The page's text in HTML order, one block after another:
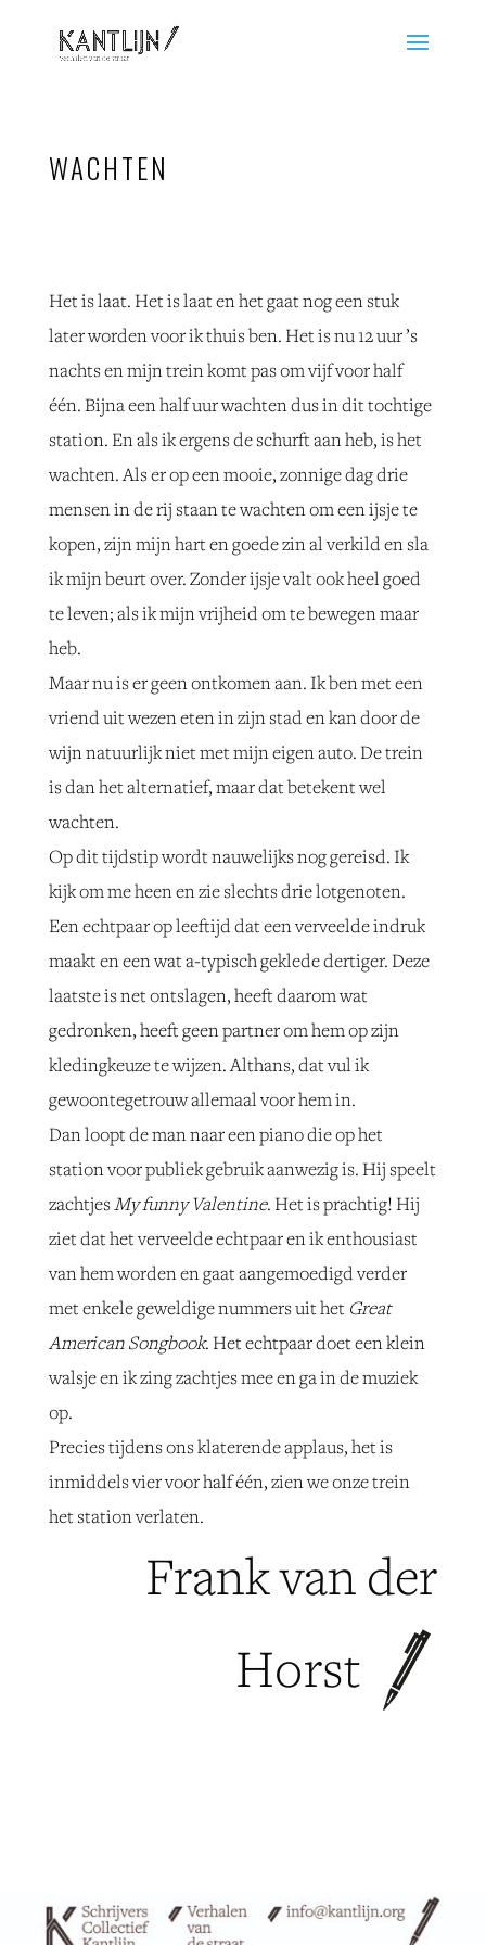
WACHTEN
Het is laat. Het is laat en het gaat nog een stuk
later worden voor ik thuis ben. Het is nu 12 uur ’s
nachts en mijn trein komt pas om vijf voor half
één. Bijna een half uur wachten dus in dit tochtige
station. En als ik ergens de schurft aan heb, is het
wachten. Als er op een mooie, zonnige dag drie
mensen in de rij staan te wachten om een ijsje te
kopen, zijn mijn hart en goede zin al verkild en sla
ik mijn beurt over. Zonder ijsje valt ook heel goed
te leven; als ik mijn vrijheid om te bewegen maar
heb.
Maar nu is er geen ontkomen aan. Ik ben met een
vriend uit wezen eten in zijn stad en kan door de
wijn natuurlijk niet met mijn eigen auto. De trein
is dan het alternatief, maar dat betekent wel
wachten.
Op dit tijdstip wordt nauwelijks nog gereisd. Ik
kijk om me heen en zie slechts drie lotgenoten.
Een echtpaar op leeftijd dat een verveelde indruk
maakt en een wat a-typisch geklede dertiger. Deze
laatste is net ontslagen, heeft daarom wat
gedronken, heeft geen partner om hem op zijn
kledingkeuze te wijzen. Althans, dat vul ik
gewoontegetrouw allemaal voor hem in.
Dan loopt de man naar een piano die op het
station voor publiek gebruik aanwezig is. Hij speelt
zachtjesMy funny Valentine. Het is prachtig! Hij
ziet dat het verveelde echtpaar en ik enthousiast
van hem worden en gaat aangemoedigd verder
met enkele geweldige nummers uit het Great
American Songbook. Het echtpaar doet een klein
walsje en ik zing zachtjes mee en ga in de muziek
op.
Precies tijdens ons klaterende applaus, het is
inmiddels vier voor half één, zien we onze trein
het station verlaten.
Frank van der
Horst